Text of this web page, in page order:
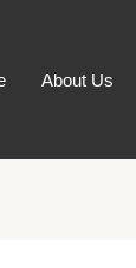
About Us